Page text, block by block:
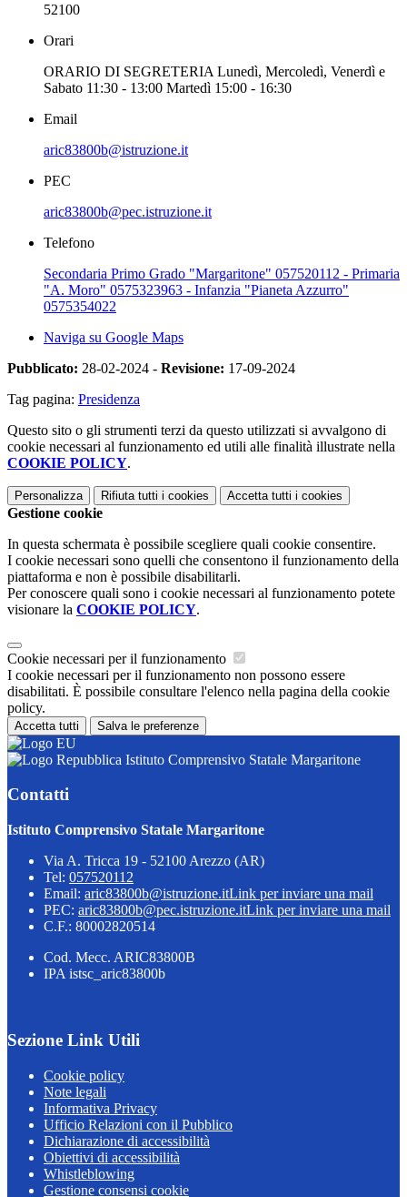
52100
Orari
ORARIO DI SEGRETERIA Lunedì, Mercoledì, Venerdì e
Sabato 11:30 - 13:00 Martedì 15:00 - 16:30
Email
aric83800b@istruzione.it
PEC
aric83800b@pec.istruzione.it
Telefono
Secondaria Primo Grado "Margaritone" 057520112 - Primaria
"A. Moro" 0575323963 - Infanzia "Pianeta Azzurro"
0575354022
Naviga su Google Maps
Pubblicato: 28-02-2024 - Revisione: 17-09-2024
Tag pagina: Presidenza
Questo sito o gli strumenti terzi da questo utilizzati si avvalgono di
cookie necessari al funzionamento ed utili alle finalità illustrate nella
COOKIE POLICY.
Personalizza Rifiuta tutti i cookies Accetta tutti i cookies
Gestione cookie
In questa schermata è possibile scegliere quali cookie consentire.
I cookie necessari sono quelli che consentono il funzionamento della
piattaforma e non è possibile disabilitarli.
Per conoscere quali sono i cookie necessari al funzionamento potete
visionare la COOKIE POLICY.
Cookie necessari per il funzionamento
I cookie necessari per il funzionamento non possono essere
disabilitati. È possibile consultare l'elenco nella pagina della cookie
policy.
Accetta tutti Salva le preferenze
Istituto Comprensivo Statale Margaritone
Contatti
Istituto Comprensivo Statale Margaritone
Via A. Tricca 19 - 52100 Arezzo (AR)
Tel: 057520112
Email: aric83800b@istruzione.itLink per inviare una mail
PEC: aric83800b@pec.istruzione.itLink per inviare una mail
C.F.: 80002820514
Cod. Mecc. ARIC83800B
IPA istsc_aric83800b
Sezione Link Utili
Cookie policy
Note legali
Informativa Privacy
Ufficio Relazioni con il Pubblico
Dichiarazione di accessibilità
Obiettivi di accessibilità
Whistleblowing
Gestione consensi cookie